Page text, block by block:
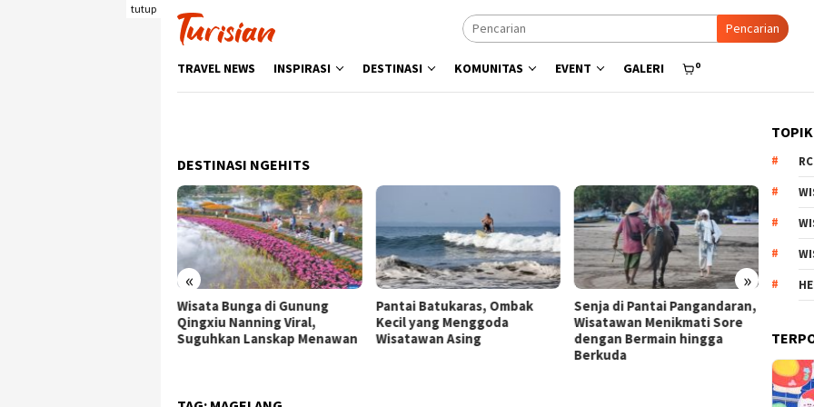
tutup
Pencarian
TRAVEL NEWS INSPIRASI DESTINASI KOMUNITAS EVENT GALERI 0
DESTINASI NGEHITS
« »
Pantai Batukaras, Ombak
Kecil yang Menggoda
Wisatawan Asing
Senja di Pantai Pangandaran,
Wisatawan Menikmati Sore
dengan Bermain hingga
Menyisir Asa di Pantai Bulbul
Danau Toba, Potensi Wisata
Pasir Putih